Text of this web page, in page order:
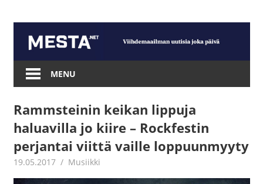
content
Mesta.net
MENU
Rammsteinin keikan lippuja
haluavilla jo kiire – Rockfestin
perjantai viittä vaille loppuunmyyty
19.05.2017 Juha Kaunisto
Musiikki